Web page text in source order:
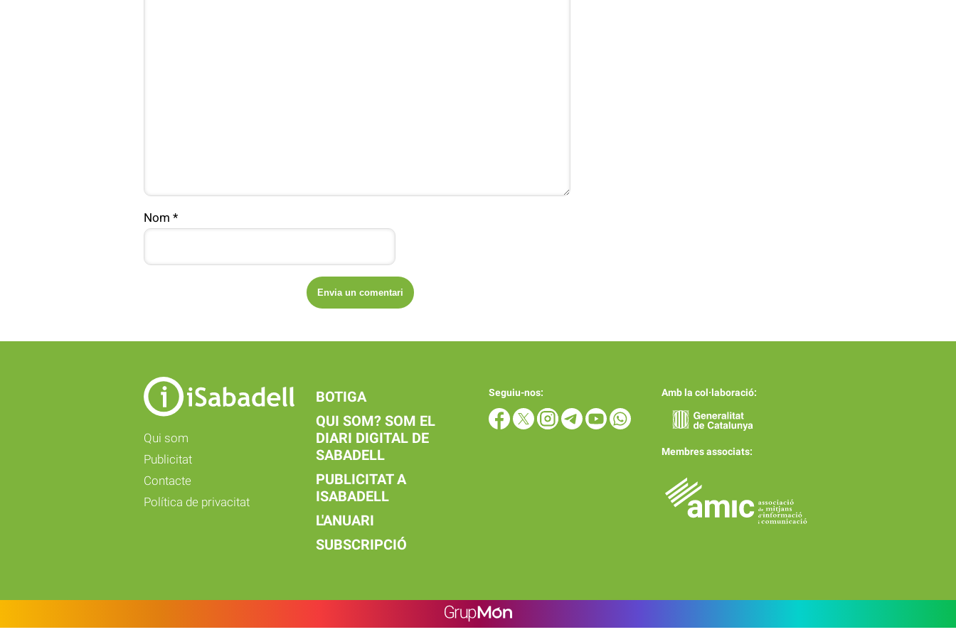
Nom *
Qui som
Publicitat
Contacte
Política de privacitat
BOTIGA
QUI SOM? SOM EL
DIARI DIGITAL DE
SABADELL
PUBLICITAT A
ISABADELL
L'ANUARI
SUBSCRIPCIÓ
Seguiu-nos: Amb la col·laboració:
Membres associats: